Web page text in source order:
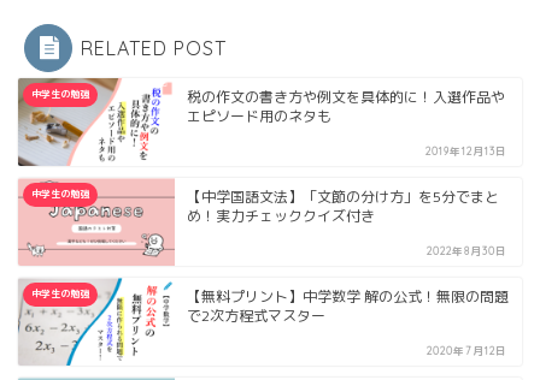
RELATED POST
中学生の勉強
税の作文の書き方や例文を具体的に！入選作品や
エピソード用のネタも
2019年12月13日
中学生の勉強
【中学国語文法】「文節の分け方」を5分でまと
め！実力チェッククイズ付き
2022年8月30日
中学生の勉強
【無料プリント】中学数学 解の公式！無限の問題
で2次方程式マスター
2020年7月12日